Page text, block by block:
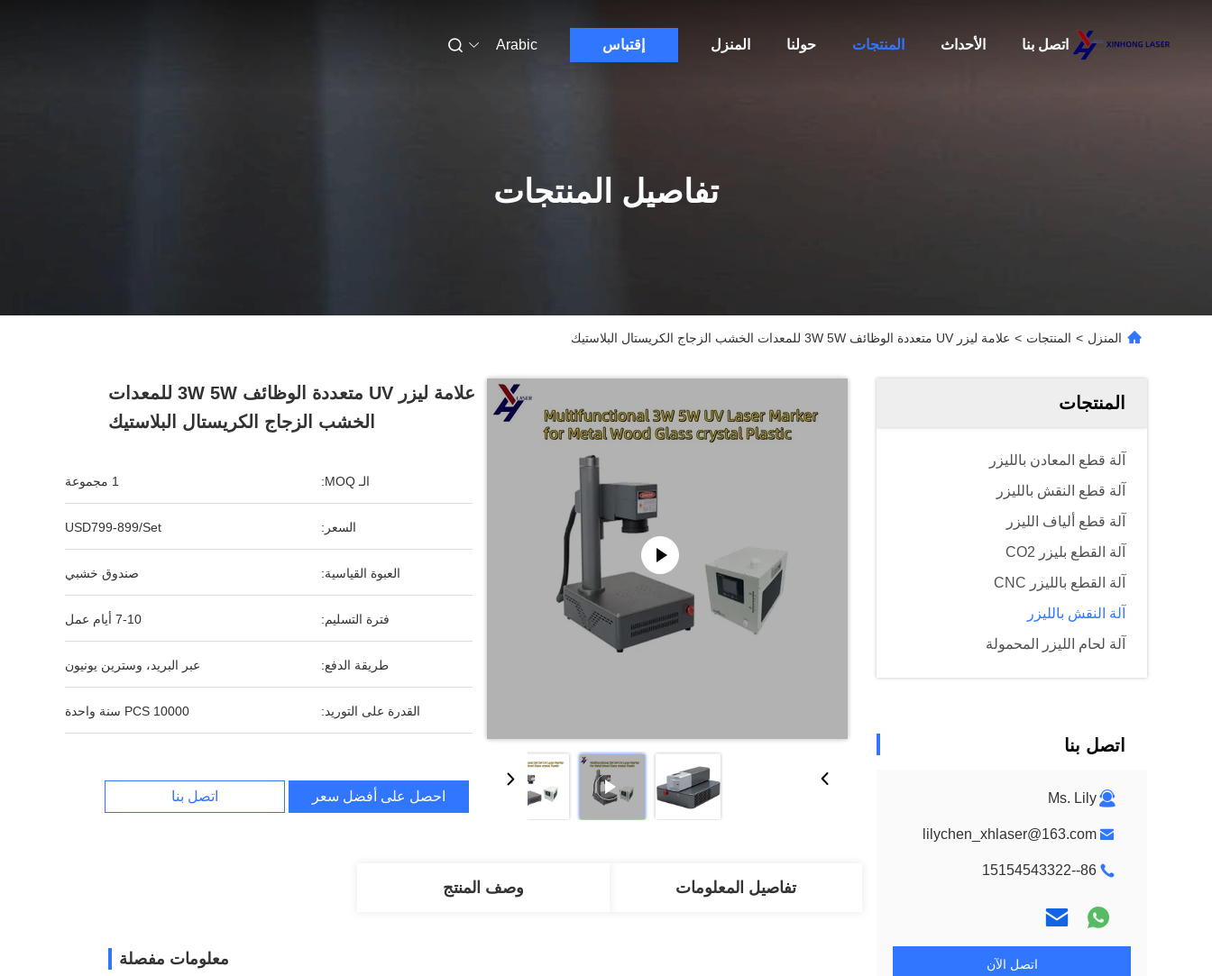
المنزل حولنا المنتجات الأحداث اتصل بنا إقتباس Arabic
تفاصيل المنتجات
المنزل > المنتجات > علامة ليزر UV متعددة الوظائف 3W 5W للمعدات الخشب الزجاج الكريستال البلاستيك
المنتجات
آلة قطع المعادن بالليزر
آلة قطع النقش بالليزر
آلة قطع ألياف الليزر
آلة القطع بليزر CO2
آلة القطع بالليزر CNC
آلة النقش بالليزر
آلة لحام الليزر المحمولة
اتصل بنا
Ms. Lily
lilychen_xhlaser@163.com
86--15154543322
اتصل الآن
علامة ليزر UV متعددة الوظائف 3W 5W للمعدات
الخشب الزجاج الكريستال البلاستيك
الـ MOQ: 1 مجموعة
السعر: USD799-899/Set
العبوة القياسية: صندوق خشبي
فترة التسليم: 7-10 أيام عمل
طريقة الدفع: عبر البريد، وسترين يونيون
القدرة على التوريد: 10000 PCS سنة واحدة
احصل على أفضل سعر اتصل بنا
تفاصيل المعلومات وصف المنتج
معلومات مفصلة